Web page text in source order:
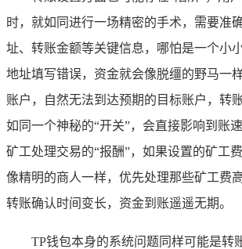
时，就如同进行一场精密的手术，需要准
址、转账金额等关键信息，哪怕是一个小
地址填写错误，资金就会像脱缰的野马一
账户，自然无法到达预期的目标账户，转
如同一个神秘的“开关”，会直接影响到账
矿工处理交易的“报酬”，如果设置的矿工
像精明的商人一样，优先处理那些矿工费
转账确认时间变长，资金到账遥遥无期。
TP钱包本身的系统问题同样可能是转